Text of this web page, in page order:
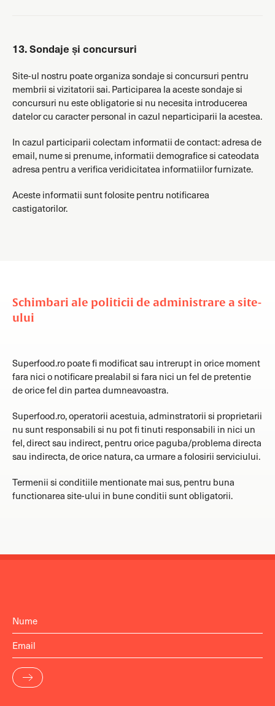
13. Sondaje și concursuri
Site-ul nostru poate organiza sondaje si concursuri pentru
membrii si vizitatorii sai. Participarea la aceste sondaje si
concursuri nu este obligatorie si nu necesita introducerea
datelor cu caracter personal in cazul neparticiparii la acestea.
In cazul participarii colectam informatii de contact: adresa de
email, nume si prenume, informatii demografice si cateodata
adresa pentru a verifica veridicitatea informatiilor furnizate.
Aceste informatii sunt folosite pentru notificarea
castigatorilor.
Schimbari ale politicii de administrare a site-
ului
Superfood.ro poate fi modificat sau intrerupt in orice moment
fara nici o notificare prealabil si fara nici un fel de pretentie
de orice fel din partea dumneavoastra.
Superfood.ro, operatorii acestuia, adminstratorii si proprietarii
nu sunt responsabili si nu pot fi tinuti responsabili in nici un
fel, direct sau indirect, pentru orice paguba/problema directa
sau indirecta, de orice natura, ca urmare a folosirii serviciului.
Termenii si conditiile mentionate mai sus, pentru buna
functionarea site-ului in bune conditii sunt obligatorii.